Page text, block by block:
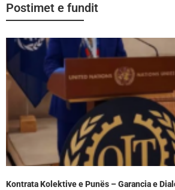
Postimet e fundit
Kontrata Kolektive e Punës – Garancia e